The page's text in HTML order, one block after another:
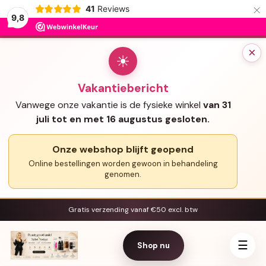
9,8
41 Reviews ×
×
☀
Vakantiebericht
Vanwege onze vakantie is de fysieke winkel van 31
juli tot en met 16 augustus gesloten.
Onze webshop blijft geopend
Online bestellingen worden gewoon in behandeling
genomen.
Gratis verzending vanaf €50 excl. btw
Shop nu ☰